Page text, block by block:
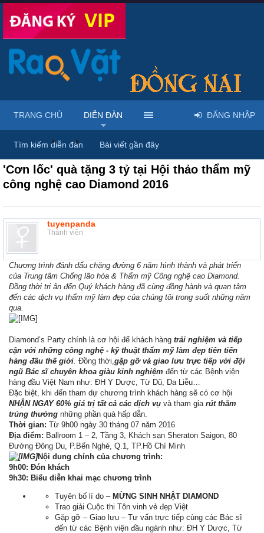
Diễn đàn ... Mỹ phẩm & spa làm đẹp tại Đồng Nai
'Cơn lốc' quà tặng 3 tỷ tại Hội thảo thẩm mỹ
công nghệ cao Diamond 2016
tuyenpanda
Thành viên
Chương trình đánh dấu chặng đường 6 năm hình thành và phát triển
của Trung tâm Chống lão hóa & Thẩm mỹ Công nghệ cao Diamond.
Đồng thời tri ân đến Quý khách hàng đã cùng đồng hành và quan tâm
đến các dịch vụ thẩm mỹ làm đẹp của chúng tôi trong suốt những năm
qua.
Diamond’s Party chính là cơ hội để khách hàng trải nghiệm và tiếp
cận với những công nghệ - kỹ thuật thẩm mỹ làm đẹp tiên tiến
hàng đầu thế giới. Đồng thời,gặp gỡ và giao lưu trực tiếp với đội
ngũ Bác sĩ chuyên khoa giàu kinh nghiệm đến từ các Bệnh viện
hàng đầu Việt Nam như: ĐH Y Dược, Từ Dũ, Da Liễu…
Đặc biệt, khi đến tham dự chương trình khách hàng sẽ có cơ hội
NHẬN NGAY 60% giá trị tất cả các dịch vụ và tham gia rút thăm
trúng thưởng những phần quà hấp dẫn.
Thời gian: Từ 9h00 ngày 30 tháng 07 năm 2016
Địa điểm: Ballroom 1 – 2, Tầng 3, Khách sạn Sheraton Saigon, 80
Đường Đông Du, P.Bến Nghé, Q.1, TP.Hồ Chí Minh
Nội dung chính của chương trình:
9h00: Đón khách
9h30: Biểu diễn khai mạc chương trình
Tuyên bố lí do – MỪNG SINH NHẬT DIAMOND
Trao giải Cuộc thi Tôn vinh vẻ đẹp Việt
Gặp gỡ – Giao lưu – Tư vấn trực tiếp cùng các Bác sĩ
đến từ các Bệnh viện đầu ngành như: ĐH Y Dược, Từ
TRANG CHỦ DIỄN ĐÀN
Tìm kiếm diễn đàn Bài viết gần đây
ĐĂNG NHẬP